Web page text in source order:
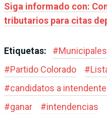
Siga informado con:
tributarios para citas
Etiquetas: #
#Partido Colorado #
#candidatos a
#ganar #intendencias